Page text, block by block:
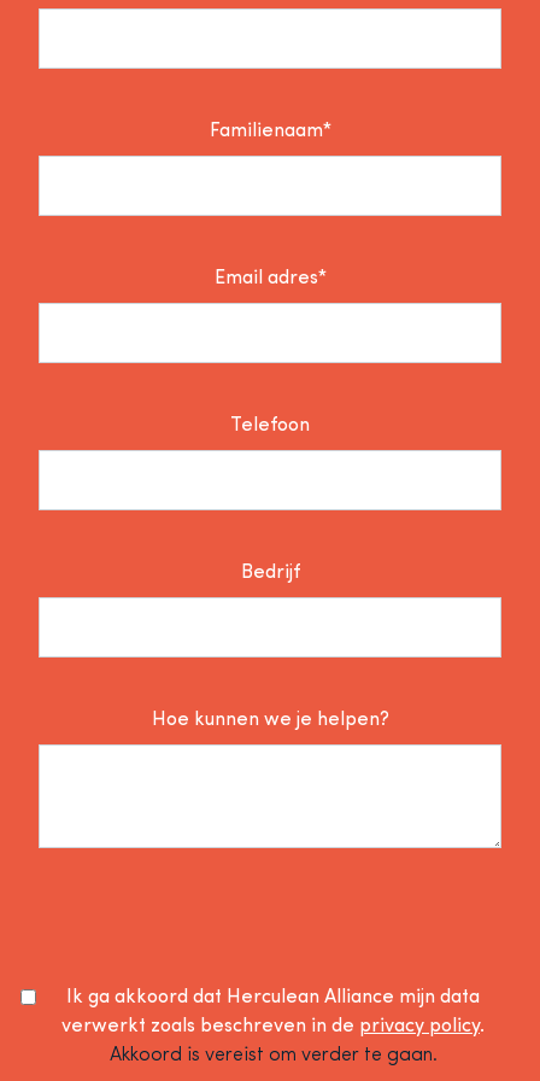
Familienaam*
Email adres*
Telefoon
Bedrijf
Hoe kunnen we je helpen?
Ik ga akkoord dat Herculean Alliance mijn data
verwerkt zoals beschreven in de privacy policy.
Akkoord is vereist om verder te gaan.